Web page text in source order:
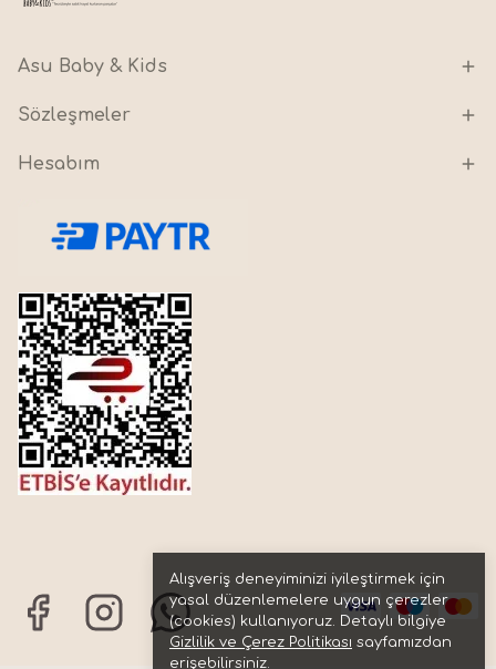
Alışveriş deneyiminizi iyileştirmek için
yasal düzenlemelere uygun çerezler
(cookies) kullanıyoruz. Detaylı bilgiye
Gizlilik ve Çerez Politikası sayfamızdan
erişebilirsiniz.
Asu Baby & Kids
Sözleşmeler
Hesabım